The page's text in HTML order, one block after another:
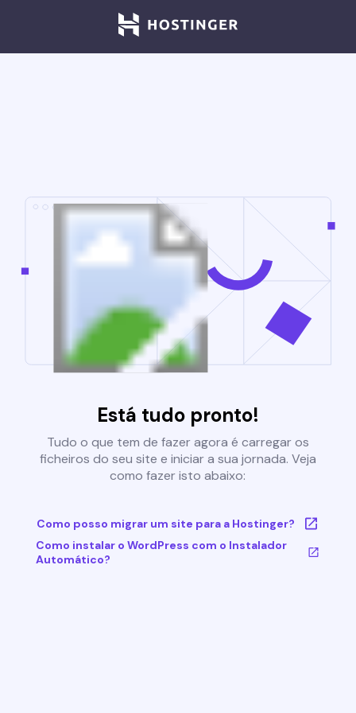
Está tudo pronto!
Tudo o que tem de fazer agora é carregar os
ficheiros do seu site e iniciar a sua jornada. Veja
como fazer isto abaixo:
Como posso migrar um site para a Hostinger?
Como instalar o WordPress com o Instalador
Automático?